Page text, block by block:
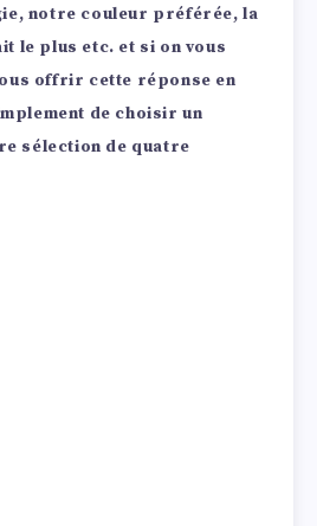
notre couleur préférée, la
le plus etc. et si on vous
offrir cette réponse en
de choisir un
sélection de quatre